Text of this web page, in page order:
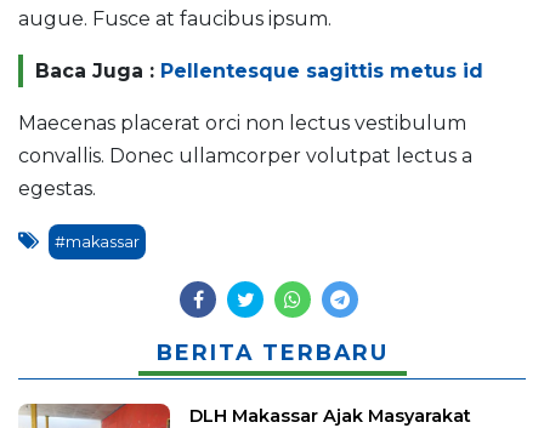
augue. Fusce at faucibus ipsum.
Baca Juga : Pellentesque sagittis metus id
Maecenas placerat orci non lectus vestibulum
convallis. Donec ullamcorper volutpat lectus a
egestas.
#makassar
BERITA TERBARU
DLH Makassar Ajak Masyarakat